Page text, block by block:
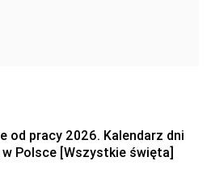
od pracy 2026. Kalendarz dni
Polsce [Wszystkie święta]